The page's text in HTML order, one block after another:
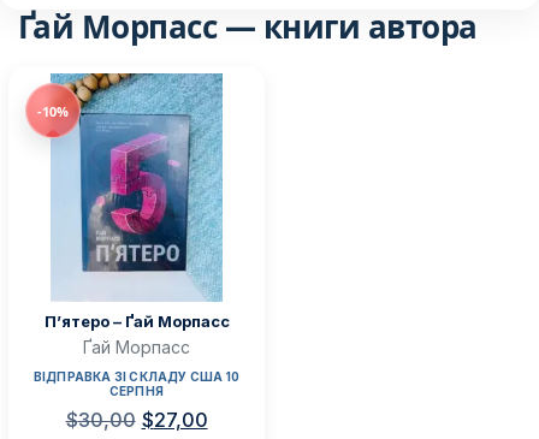
Ґай Морпасс — книги автора
-10%
П’ятеро – Ґай Морпасс
Ґай Морпасс
ВІДПРАВКА ЗІ СКЛАДУ США 10
СЕРПНЯ
$30,00 $27,00